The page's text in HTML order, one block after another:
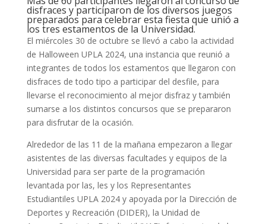
disfraces y participaron de los diversos juegos
preparados para celebrar esta fiesta que unió a
los tres estamentos de la Universidad.
El miércoles 30 de octubre se llevó a cabo la actividad
de Halloween UPLA 2024, una instancia que reunió a
integrantes de todos los estamentos que llegaron con
disfraces de todo tipo a participar del desfile, para
llevarse el reconocimiento al mejor disfraz y también
sumarse a los distintos concursos que se prepararon
para disfrutar de la ocasión.
Alrededor de las 11 de la mañana empezaron a llegar
asistentes de las diversas facultades y equipos de la
Universidad para ser parte de la programación
levantada por las, les y los Representantes
Estudiantiles UPLA 2024 y apoyada por la Dirección de
Deportes y Recreación (DIDER), la Unidad de